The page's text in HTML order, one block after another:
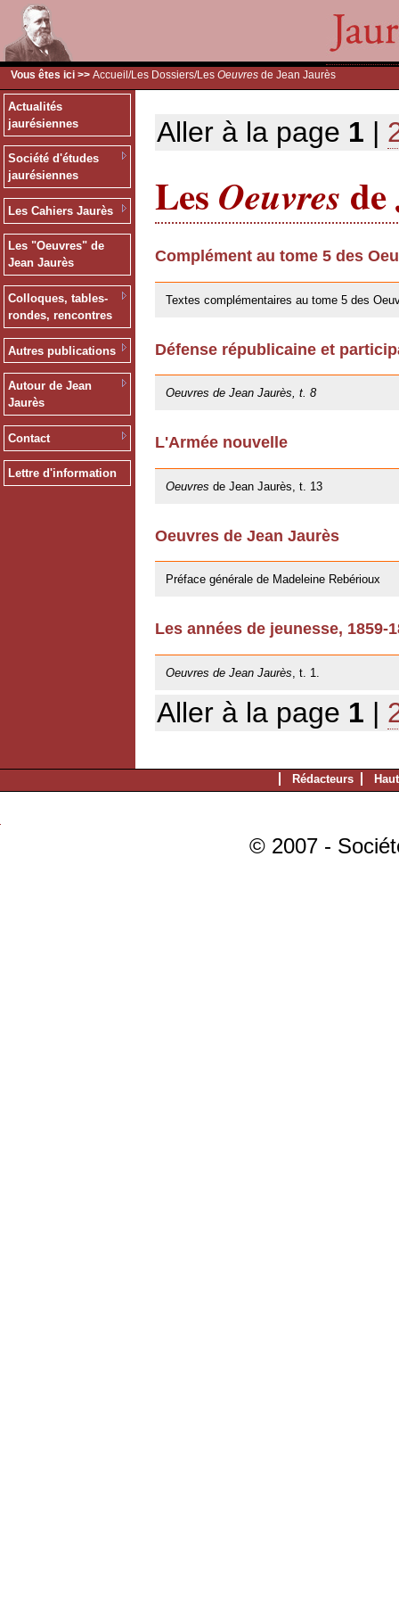
Vous êtes ici >> Accueil /Les Dossiers/Les Oeuvres de Jean Jaurès
Actualités
jaurésiennes
Société d'études
jaurésiennes
Les Cahiers Jaurès
Les "Oeuvres" de
Jean Jaurès
Colloques, tables-
rondes, rencontres
Autres publications
Autour de Jean
Jaurès
Contact
Lettre d'information
Aller à la page 1 |
Les Oeuvres
Complément au tome 5 des
Textes complémentaires au tome 5 des
Défense républicaine et
Oeuvres de Jean Jaurès, t. 8
L'Armée nouvelle
Oeuvres de Jean Jaurès, t. 13
Oeuvres de Jean Jaurès
Préface générale de Madeleine Rebérioux
Les années de jeunesse, 1859-
Oeuvres de Jean Jaurès , t. 1.
Aller à la page 1 |
Rédacteurs
© 2007 -